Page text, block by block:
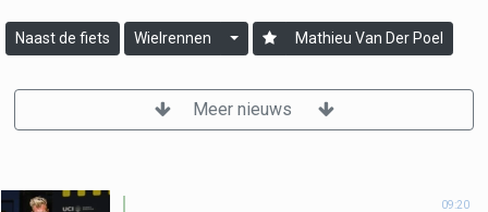
Naast de fiets Wielrennen Mathieu Van Der Poel
Meer nieuws
09:20